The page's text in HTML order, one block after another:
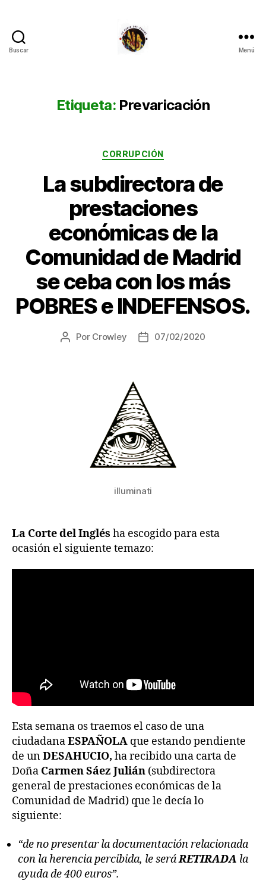
Buscar
Inglés
Menú
Etiqueta: Prevaricación
Categorías
CORRUPCIÓN
La subdirectora de
prestaciones
económicas de la
Comunidad de Madrid
se ceba con los más
POBRES e INDEFENSOS.
Autor
Por Crowley
Fecha07/02/2020
illuminati
La Corte del Inglés ha escogido para esta
ocasión el siguiente temazo:
Esta semana os traemos el caso de una
ciudadanaESPAÑOLA que estando pendiente
de unDESAHUCIO, ha recibido una carta de
Doña Carmen Sáez Julián (subdirectora
general de prestaciones económicas de la
Comunidad de Madrid) que le decía lo
siguiente:
“de no presentar la documentación relacionada
con la herencia percibida, le seráRETIRADA la
ayuda de 400 euros”.